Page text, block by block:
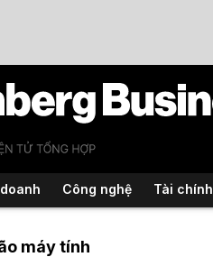
Công nghệ Tài chính
máy tính